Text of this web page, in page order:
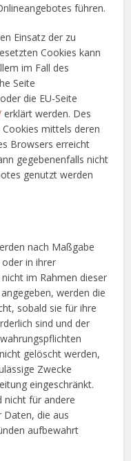
führen.
Einsatz der zu
Cookies kann
im Fall des
Seite
oder die EU-Seite
erklärt werden. Des
mittels deren
Browsers erreicht
gegebenenfalls nicht
genutzt werden
nach Maßgabe
oder in ihrer
im Rahmen dieser
werden die
sobald sie für ihre
sind und der
gelöscht werden,
Zwecke
eingeschränkt.
nicht für andere
Daten, die aus
aufbewahrt